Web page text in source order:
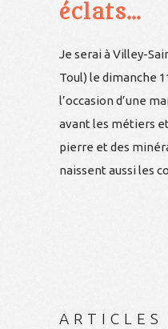
éclats…
Je serai à Villey-
Toul) le dimanche
l’occasion d’une
avant les métiers
pierre et des
naissent aussi les
ARTICLES